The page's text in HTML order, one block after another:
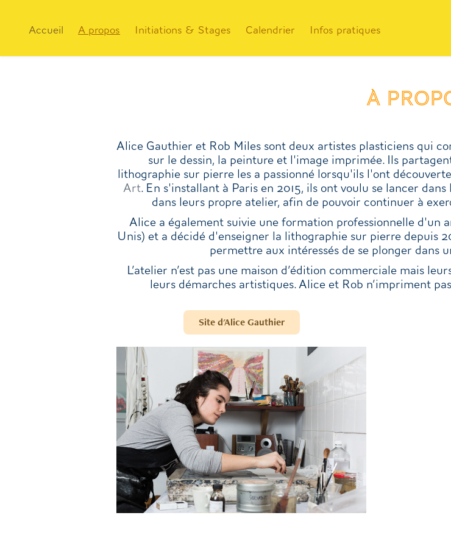
Accueil A propos Initiations & Stages Calendrier Infos pratiques
à
Alice Gauthier et Rob Miles sont deux artistes plasticiens qui
sur le dessin, la peinture et l'image imprimée. Ils
lithographie sur pierre les a passionné lorsqu'ils l'ont
Art. En s'installant à Paris en 2015, ils ont voulu se lancer
dans leurs propre atelier, afin de pouvoir continuer à
Alice a également suivie une formation professionnelle d'un
Unis) et a décidé d'enseigner la lithographie sur pierre depuis
permettre aux intéressés de se plonger dans
L’atelier n’est pas une maison d’édition commerciale mais
leurs démarches artistiques. Alice et Rob n’impriment
Site d'Alice Gauthier